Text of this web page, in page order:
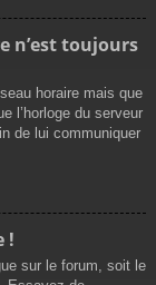
n’est toujours
horaire mais que
l’horloge du serveur
de lui communiquer
!
sur le forum, soit le